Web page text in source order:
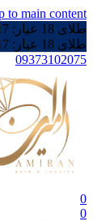
to main content
طلای 18 عیار:
طلای 18 عیار:
09373102075
0
0